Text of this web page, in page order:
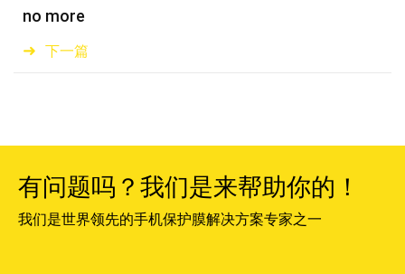
下一篇
no more
有问题吗？我们是来帮助你的！
我们是世界领先的手机保护膜解决方案专家之一